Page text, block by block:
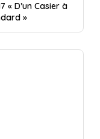
« D’un Casier à
»